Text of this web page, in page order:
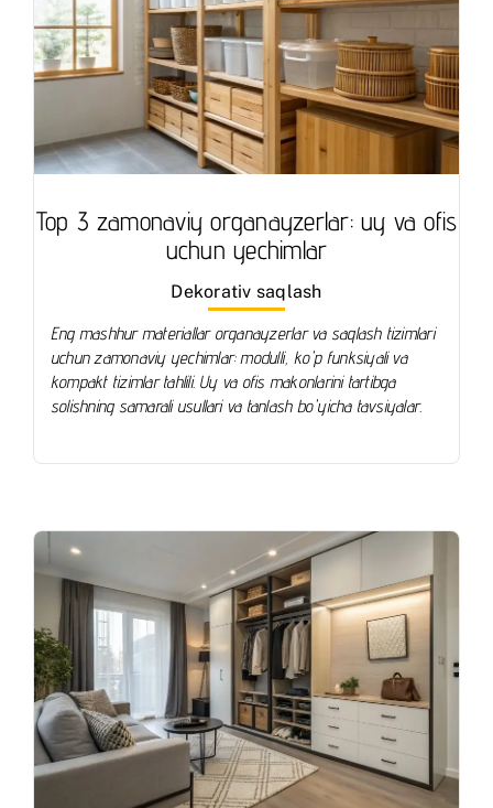
Top 3 zamonaviy organayzerlar: uy va ofis
uchun yechimlar
Dekorativ saqlash
Eng mashhur materiallar organayzerlar va saqlash tizimlari
uchun zamonaviy yechimlar: modulli, ko'p funksiyali va
kompakt tizimlar tahlili. Uy va ofis makonlarini tartibga
solishning samarali usullari va tanlash bo'yicha tavsiyalar.